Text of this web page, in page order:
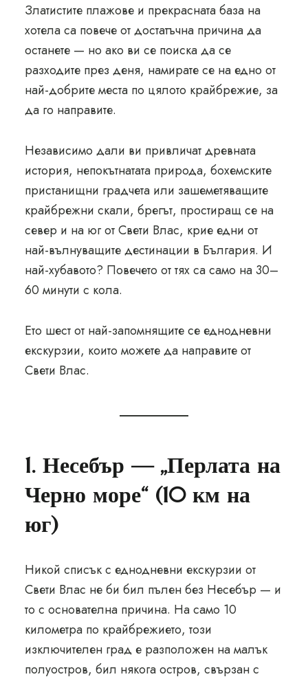
Златистите плажове и прекрасната база на
хотела са повече от достатъчна причина да
останете — но ако ви се поиска да се
разходите през деня, намирате се на едно от
най-добрите места по цялото крайбрежие, за
да го направите.
Независимо дали ви привличат древната
история, непокътнатата природа, бохемските
пристанищни градчета или зашеметяващите
крайбрежни скали, брегът, простиращ се на
север и на юг от Свети Влас, крие едни от
най-вълнуващите дестинации в България. И
най-хубавото? Повечето от тях са само на 30–
60 минути с кола.
Ето шест от най-запомнящите се еднодневни
екскурзии, които можете да направите от
Свети Влас.
1. Несебър — „Перлата на
Черно море“ (10 км на
юг)
Никой списък с еднодневни екскурзии от
Свети Влас не би бил пълен без Несебър — и
то с основателна причина. На само 10
километра по крайбрежието, този
изключителен град е разположен на малък
полуостров, бил някога остров, свързан с